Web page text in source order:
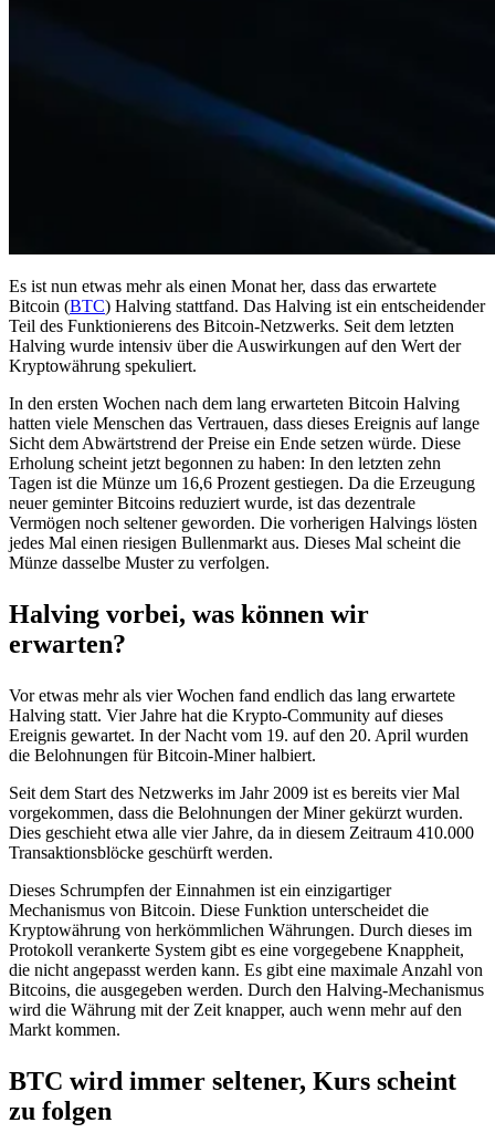
Es ist nun etwas mehr als einen Monat her, dass das erwartete
Bitcoin (BTC) Halving stattfand. Das Halving ist ein entscheidender
Teil des Funktionierens des Bitcoin-Netzwerks. Seit dem letzten
Halving wurde intensiv über die Auswirkungen auf den Wert der
Kryptowährung spekuliert.
In den ersten Wochen nach dem lang erwarteten Bitcoin Halving
hatten viele Menschen das Vertrauen, dass dieses Ereignis auf lange
Sicht dem Abwärtstrend der Preise ein Ende setzen würde. Diese
Erholung scheint jetzt begonnen zu haben: In den letzten zehn
Tagen ist die Münze um 16,6 Prozent gestiegen. Da die Erzeugung
neuer geminter Bitcoins reduziert wurde, ist das dezentrale
Vermögen noch seltener geworden. Die vorherigen Halvings lösten
jedes Mal einen riesigen Bullenmarkt aus. Dieses Mal scheint die
Münze dasselbe Muster zu verfolgen.
Halving vorbei, was können wir
erwarten?
Vor etwas mehr als vier Wochen fand endlich das lang erwartete
Halving statt. Vier Jahre hat die Krypto-Community auf dieses
Ereignis gewartet. In der Nacht vom 19. auf den 20. April wurden
die Belohnungen für Bitcoin-Miner halbiert.
Seit dem Start des Netzwerks im Jahr 2009 ist es bereits vier Mal
vorgekommen, dass die Belohnungen der Miner gekürzt wurden.
Dies geschieht etwa alle vier Jahre, da in diesem Zeitraum 410.000
Transaktionsblöcke geschürft werden.
Dieses Schrumpfen der Einnahmen ist ein einzigartiger
Mechanismus von Bitcoin. Diese Funktion unterscheidet die
Kryptowährung von herkömmlichen Währungen. Durch dieses im
Protokoll verankerte System gibt es eine vorgegebene Knappheit,
die nicht angepasst werden kann. Es gibt eine maximale Anzahl von
Bitcoins, die ausgegeben werden. Durch den Halving-Mechanismus
wird die Währung mit der Zeit knapper, auch wenn mehr auf den
Markt kommen.
BTC wird immer seltener, Kurs scheint
zu folgen